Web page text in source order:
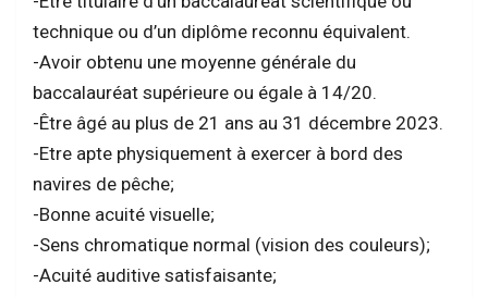
technique ou d’un diplôme reconnu équivalent.
-Avoir obtenu une moyenne générale du
baccalauréat supérieure ou égale à 14/20.
-Être âgé au plus de 21 ans au 31 décembre 2023.
-Etre apte physiquement à exercer à bord des
navires de pêche;
-Bonne acuité visuelle;
-Sens chromatique normal (vision des couleurs);
-Acuité auditive satisfaisante;